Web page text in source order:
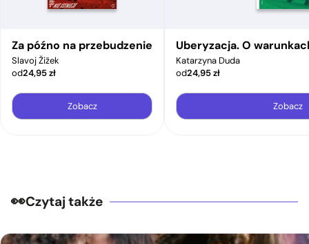
Za późno na przebudzenie
Slavoj Žižek
od24,95zł
Zobacz
Uberyzacja. O
Katarzyna Duda
od24,95zł
Zobacz
Czytaj także